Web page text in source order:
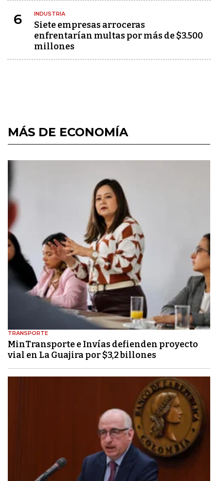
6 INDUSTRIA
Siete empresas arroceras
enfrentarían multas por más de $3.500
millones
MÁS DE ECONOMÍA
TRANSPORTE
MinTransporte e Invías defienden proyecto
vial en La Guajira por $3,2 billones